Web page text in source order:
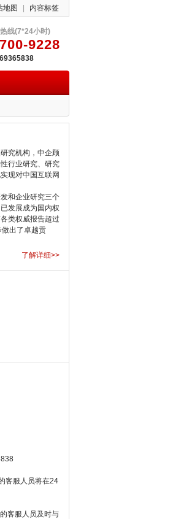
地图 内容标签
线(7*24小时)
9228
究机构，中企顾
行业研究、研究
现对中国互联网
和企业研究三个
发展成为国内权
类权威报告超过
出了卓越贡
了解详细>>
客服人员将在24
客服人员及时与